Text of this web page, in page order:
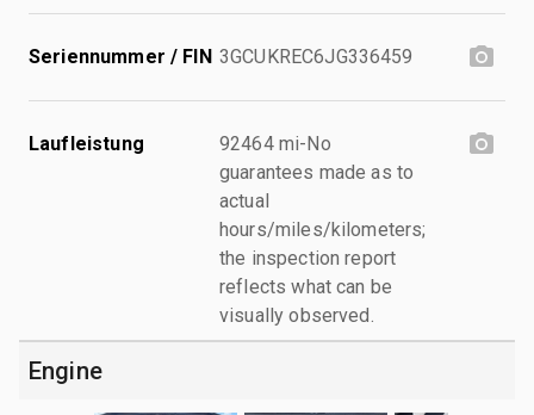
Seriennummer / FIN 3GCUKREC6JG336459
Laufleistung
92464 mi-No
guarantees made as to
actual
hours/miles/kilometers;
the inspection report
reflects what can be
visually observed.
Engine